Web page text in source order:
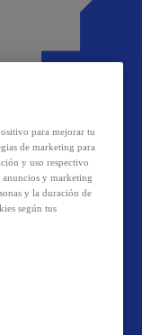
para mejorar tu
de marketing para
y uso respectivo
anuncios y marketing
y la duración de
según tus